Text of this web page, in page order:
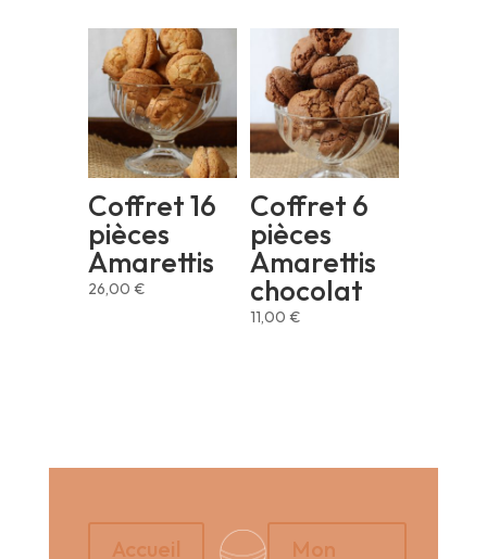
Coffret 16
pièces
Amarettis
26,00 €
Coffret 6
pièces
Amarettis
chocolat
11,00 €
Accueil
Mon